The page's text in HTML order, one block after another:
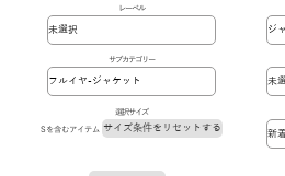
レーベル
サブカテゴリー
選択サイズ
Sを含むアイテム サイズ条件をリセットする